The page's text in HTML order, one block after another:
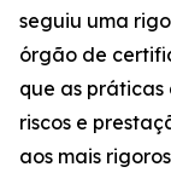
seguiu uma
órgão de
que as
riscos e
aos mais